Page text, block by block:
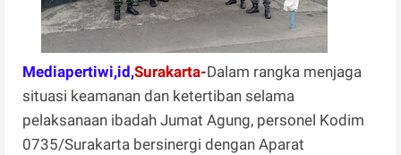
Mediapertiwi,id,Surakarta-Dalam rangka menjaga
situasi keamanan dan ketertiban selama
pelaksanaan ibadah Jumat Agung, personel Kodim
0735/Surakarta bersinergi dengan Aparat